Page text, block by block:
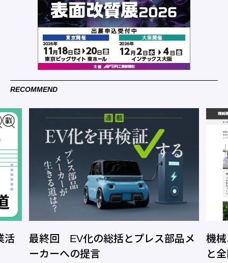
RECOMMEND
活
最終回 EV化の総括とプレス部品メ
ーカーへの提言
機
と